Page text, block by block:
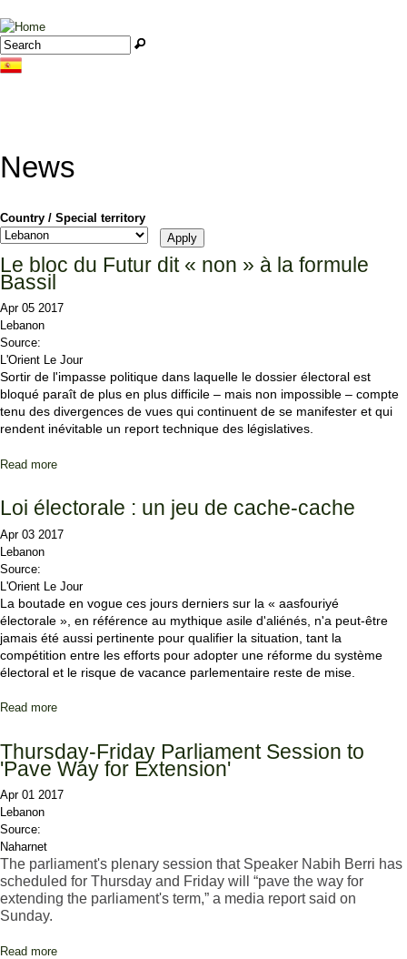
Jump to navigation
Search form
Search
News
Country / Special territory
Le bloc du Futur dit « non » à la formule
Bassil
Apr 05 2017
Lebanon
Source:
L'Orient Le Jour
Sortir de l'impasse politique dans laquelle le dossier électoral est
bloqué paraît de plus en plus difficile – mais non impossible – compte
tenu des divergences de vues qui continuent de se manifester et qui
rendent inévitable un report technique des législatives.
Read more
Loi électorale : un jeu de cache-cache
Apr 03 2017
Lebanon
Source:
L'Orient Le Jour
La boutade en vogue ces jours derniers sur la « aasfouriyé
électorale », en référence au mythique asile d'aliénés, n'a peut-être
jamais été aussi pertinente pour qualifier la situation, tant la
compétition entre les efforts pour adopter une réforme du système
électoral et le risque de vacance parlementaire reste de mise.
Read more
Thursday-Friday Parliament Session to
'Pave Way for Extension'
Apr 01 2017
Lebanon
Source:
Naharnet
The parliament's plenary session that Speaker Nabih Berri has
scheduled for Thursday and Friday will “pave the way for
extending the parliament's term,” a media report said on
Sunday.
Read more